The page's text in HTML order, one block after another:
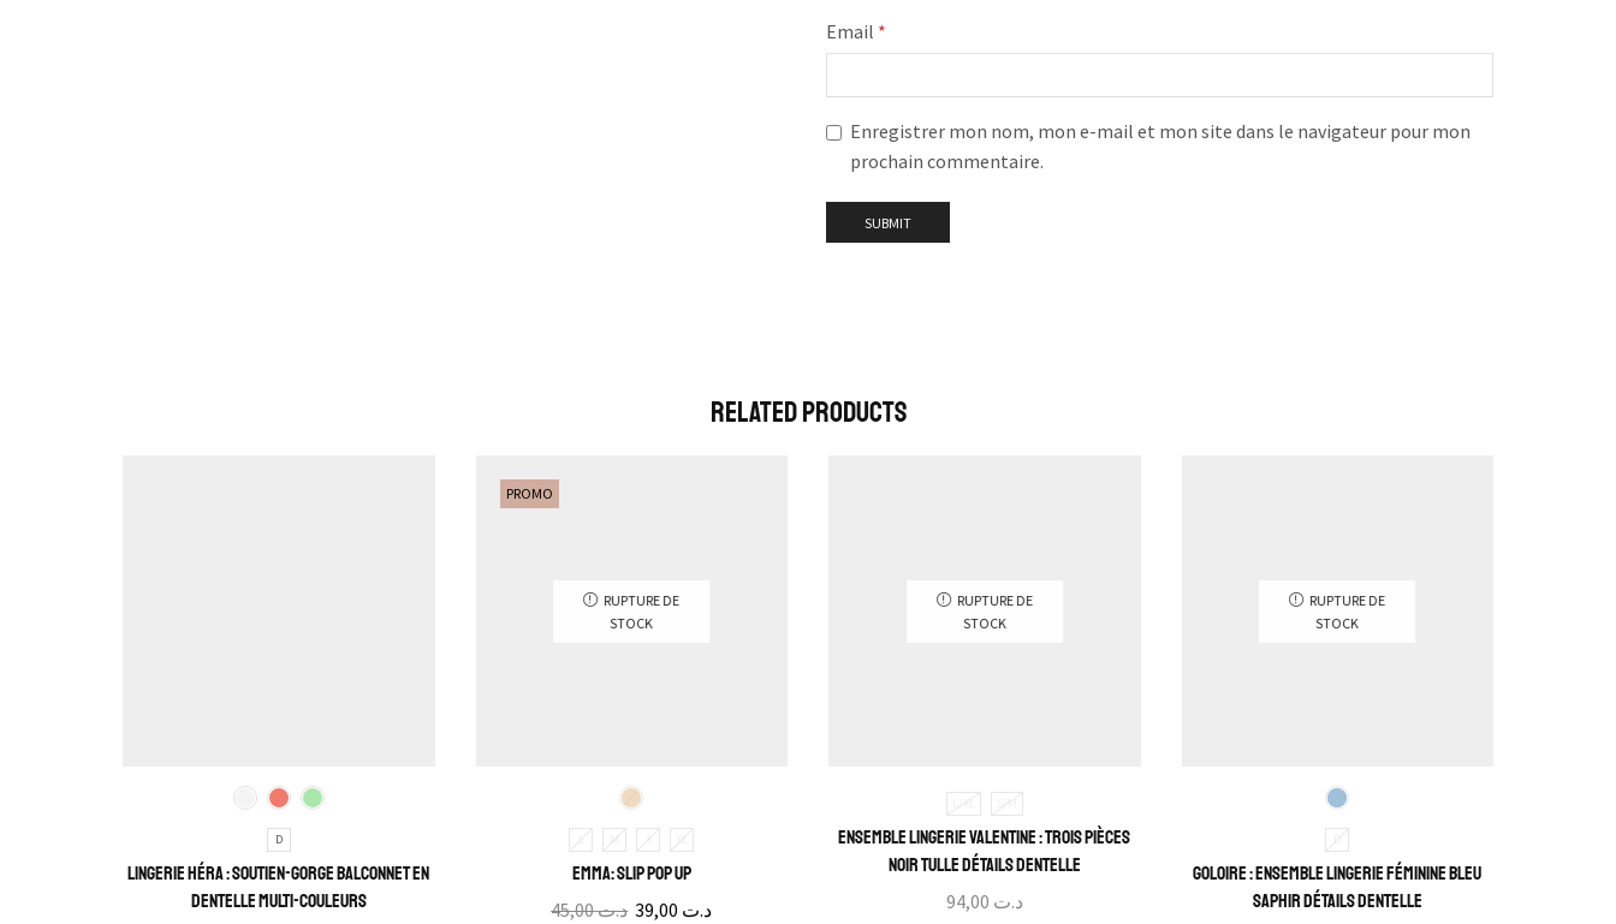
Email *
Enregistrer mon nom, mon e-mail et mon site dans le navigateur pour mon
prochain commentaire.
Related Products
D
Lingerie Héra : Soutien-gorge Balconnet en
Dentelle Multi-Couleurs
PROMO
RUPTURE DE
STOCK
L M S XL
Emma: Slip Pop Up
د.ت45,00 د.ت
RUPTURE DE
STOCK
L/XL S/M
Ensemble Lingerie Valentine : Trois pièces
noir tulle détails dentelle
د.ت
RUPTURE DE
STOCK
D
Goloire : Ensemble Lingerie Féminine Bleu
Saphir détails dentelle